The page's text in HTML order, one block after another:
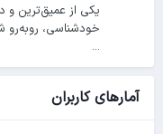
یکی از عمیق‌ترین و
خودشناسی، روبه‌رو
...
آمارهای کاربران